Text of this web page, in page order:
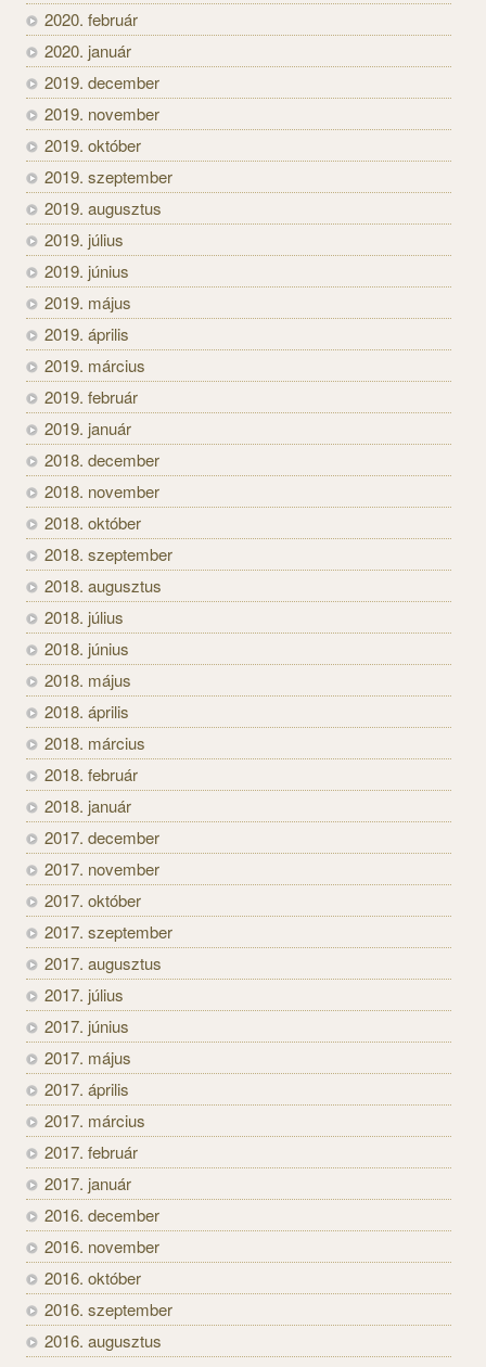
2020. február
2020. január
2019. december
2019. november
2019. október
2019. szeptember
2019. augusztus
2019. július
2019. június
2019. május
2019. április
2019. március
2019. február
2019. január
2018. december
2018. november
2018. október
2018. szeptember
2018. augusztus
2018. július
2018. június
2018. május
2018. április
2018. március
2018. február
2018. január
2017. december
2017. november
2017. október
2017. szeptember
2017. augusztus
2017. július
2017. június
2017. május
2017. április
2017. március
2017. február
2017. január
2016. december
2016. november
2016. október
2016. szeptember
2016. augusztus